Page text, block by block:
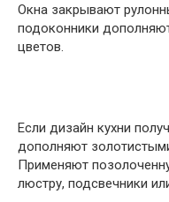
Окна закрывают
подоконники
цветов.
Если дизайн кухни
дополняют
Применяют
люстру, подсвечники